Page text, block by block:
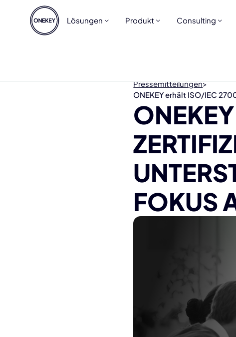
Lösungen Produkt Consulting
Pressemitteilungen>
ONEKEY erhält ISO/IEC
FOKUS